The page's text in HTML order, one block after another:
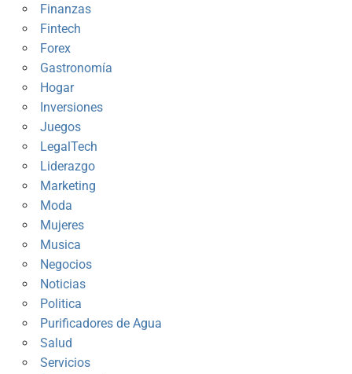
Finanzas
Fintech
Forex
Gastronomía
Hogar
Inversiones
Juegos
LegalTech
Liderazgo
Marketing
Moda
Mujeres
Musica
Negocios
Noticias
Politica
Purificadores de Agua
Salud
Servicios